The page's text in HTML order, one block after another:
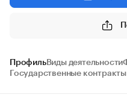
ПрофильВиды деятельности
Государственные контракты